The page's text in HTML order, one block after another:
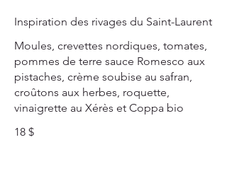
Inspiration des rivages du Saint-Laurent
Moules, crevettes nordiques, tomates,
pommes de terre sauce Romesco aux
pistaches, crème soubise au safran,
croûtons aux herbes, roquette,
vinaigrette au Xérès et Coppa bio
18 $